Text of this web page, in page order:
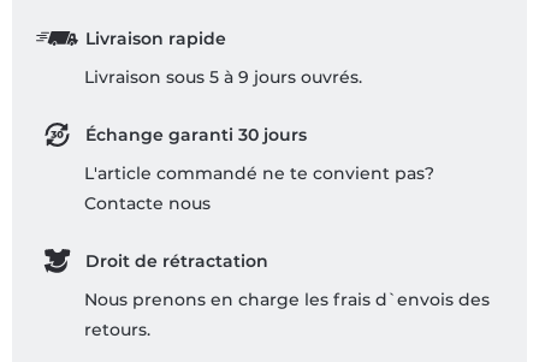
Livraison rapide
Livraison sous 5 à 9 jours ouvrés.
Échange garanti 30 jours
L'article commandé ne te convient pas?
Contacte nous
Droit de rétractation
Nous prenons en charge les frais d`envois des
retours.